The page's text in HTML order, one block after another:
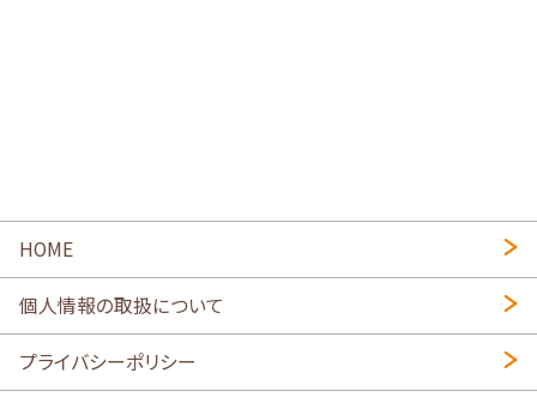
HOME
個人情報の取扱について
プライバシーポリシー